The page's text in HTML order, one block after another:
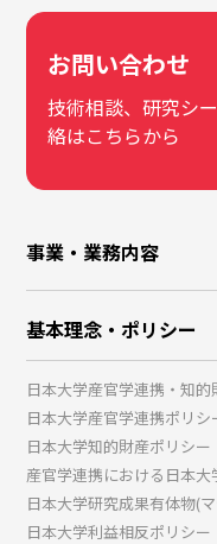
お問い合わせ
技術相談、研究シ
絡はこちらから
事業・業務内容
基本理念・ポリシー
日本大学産官学連携・知
日本大学産官学連携ポリシ
日本大学知的財産ポリシー
産官学連携における日本
日本大学研究成果有体物(
日本大学利益相反ポリシー